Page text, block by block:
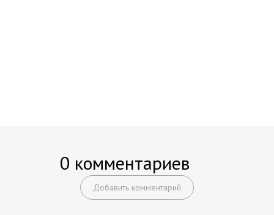
0 комментариев
Добавить комментарий